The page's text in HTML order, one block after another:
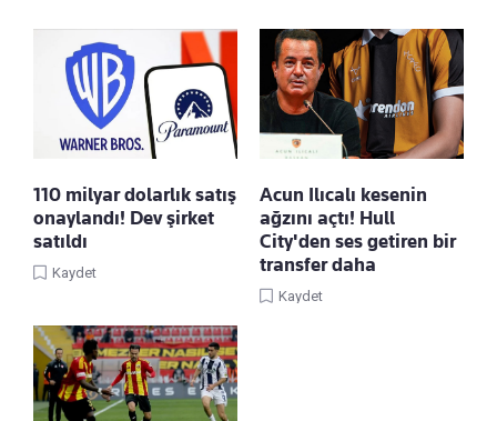
110 milyar dolarlık satış
onaylandı! Dev şirket
satıldı
Kaydet
Acun Ilıcalı kesenin
ağzını açtı! Hull
City'den ses getiren bir
transfer daha
Kaydet